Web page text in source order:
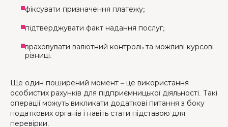
фіксувати призначення платежу;
підтверджувати факт надання послуг;
враховувати валютний контроль та можливі курсові
різниці.
Ще один поширений момент – це використання
особистих рахунків для підприємницької діяльності. Такі
операції можуть викликати додаткові питання з боку
податкових органів і навіть стати підставою для
перевірки.